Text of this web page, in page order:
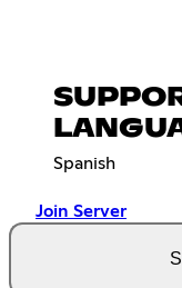
Spanish
Join Server